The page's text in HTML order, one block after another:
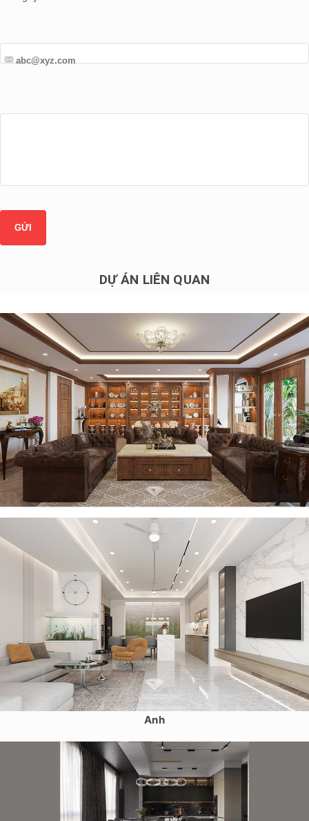
DỰ ÁN LIÊN QUAN
Dự án thiết kế nội thất nhà phố tân cổ điển sang trọng tại Vũ
Tông Phan – Anh Đạt
Thiết kế nội thất nhà phố 4 tầng tại Gia Lâm, Hà Nội – Chị Lan
Anh